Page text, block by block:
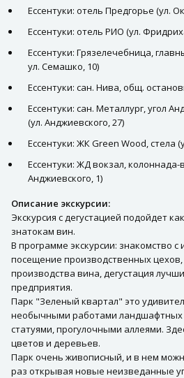
Ессентуки: отель Предгорье (ул.
Ессентуки: отель РИО (ул.
Ессентуки: Грязелечебница,
ул. Семашко, 10)
Ессентуки: сан. Нива, общ.
Ессентуки: сан. Металлург, угол
(ул. Анджиевского, 27)
Ессентуки: ЖК Green Wood, стела
Ессентуки: ЖД вокзал,
Анджиевского, 1)
Описание экскурсии:
Экскурсия с дегустацией подойдет
знатокам вин.
В программе экскурсии: знакомство с
посещение производственных цехов,
производства вина, дегустация
предприятия.
Парк "Зеленый квартал" это
необычными работами ландшафтных
статуями, прогулочными аллеями.
цветов и деревьев.
Парк очень живописный, и в нем
раз открывая новые неизведанные